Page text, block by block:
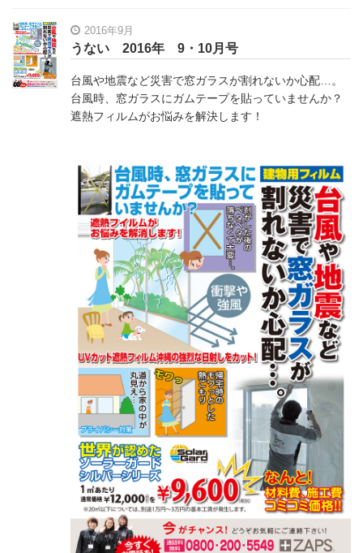
2016年9月
うない 2016年 9・10月号
台風や地震など災害で窓ガラスが割れないか心配…。
台風時、窓ガラスにガムテープを貼っていませんか？
遮熱フィルムがお悩みを解決します！